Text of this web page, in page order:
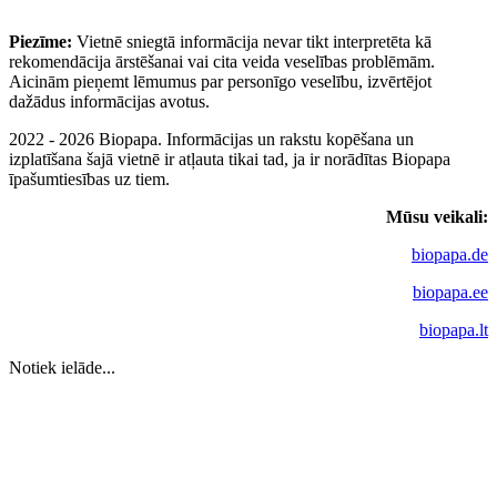
Piezīme: Vietnē sniegtā informācija nevar tikt interpretēta kā
rekomendācija ārstēšanai vai cita veida veselības problēmām.
Aicinām pieņemt lēmumus par personīgo veselību, izvērtējot
dažādus informācijas avotus.
2022 - 2026 Biopapa. Informācijas un rakstu kopēšana un
izplatīšana šajā vietnē ir atļauta tikai tad, ja ir norādītas Biopapa
īpašumtiesības uz tiem.
Mūsu veikali:
biopapa.de
biopapa.ee
biopapa.lt
Notiek ielāde...